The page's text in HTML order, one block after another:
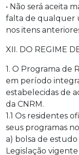
• Não será aceita
falta de qualquer
nos itens
XII. DO REGIME
1. O Programa de
em período
estabelecidas de
da CNRM.
1.1 Os residentes
seus programas
a) bolsa de
Legislação vigente